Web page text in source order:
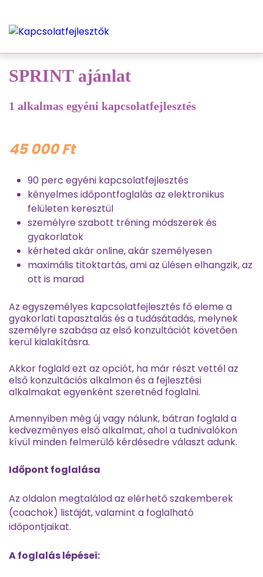
SPRINT ajánlat
1 alkalmas egyéni kapcsolatfejlesztés
45 000Ft
90 perc egyéni kapcsolatfejlesztés
kényelmes időpontfoglalás az elektronikus
felületen keresztül
személyre szabott tréning módszerek és
gyakorlatok
kérheted akár online, akár személyesen
maximális titoktartás, ami az ülésen elhangzik, az
ott is marad
Az egyszemélyes kapcsolatfejlesztés fő eleme a
gyakorlati tapasztalás és a tudásátadás, melynek
személyre szabása az első konzultációt követően
kerül kialakításra.
Akkor foglald ezt az opciót, ha már részt vettél az
első konzultációs alkalmon és a fejlesztési
alkalmakat egyenként szeretnéd foglalni.
Amennyiben még új vagy nálunk, bátran foglald a
kedvezményes első alkalmat, ahol a tudnivalókon
kívül minden felmerülő kérdésedre választ adunk.
Időpont foglalása
Az oldalon megtalálod az elérhető szakemberek
(coachok) listáját, valamint a foglalható
időpontjaikat.
A foglalás lépései: